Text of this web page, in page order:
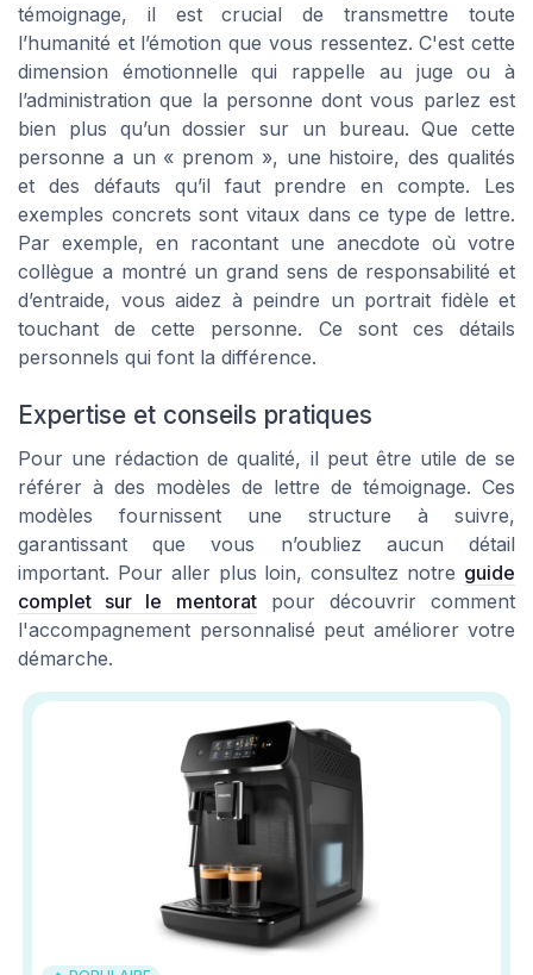
témoignage, il est crucial de transmettre toute
l’humanité et l’émotion que vous ressentez. C'est cette
dimension émotionnelle qui rappelle au juge ou à
l’administration que la personne dont vous parlez est
bien plus qu’un dossier sur un bureau. Que cette
personne a un « prenom », une histoire, des qualités
et des défauts qu’il faut prendre en compte. Les
exemples concrets sont vitaux dans ce type de lettre.
Par exemple, en racontant une anecdote où votre
collègue a montré un grand sens de responsabilité et
d’entraide, vous aidez à peindre un portrait fidèle et
touchant de cette personne. Ce sont ces détails
personnels qui font la différence.
Expertise et conseils pratiques
Pour une rédaction de qualité, il peut être utile de se
référer à des modèles de lettre de témoignage. Ces
modèles fournissent une structure à suivre,
garantissant que vous n’oubliez aucun détail
important. Pour aller plus loin, consultez notre guide
complet sur le mentoratpour découvrir comment
l'accompagnement personnalisé peut améliorer votre
démarche.